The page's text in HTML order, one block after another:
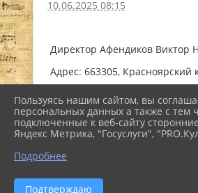
10.06.2025 08:15
Директор Афендиков Виктор
Адрес: 663305, Красноярский
Телефон: +7(3919) 46-90-58
Адрес электронной почты
Пользуясь нашим сайтом, вы
персональных данных а также с тем
подключенные к веб-сайту
Яндекс Метрика, "Госуслуги",
Подробнее
Подтверждаю